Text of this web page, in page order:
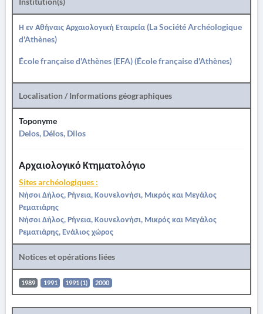
Η εν Αθήναις Αρχαιολογική Εταιρεία (La Société Archéologique
d'Athènes)
École française d'Athènes (EFA) (École française d'Athènes)
Localisation / Informations géographiques
Toponyme
Delos, Délos, Dilos
Αρχαιολογικό Κτηματολόγιο
Sites archéologiques :
Νήσοι Δήλος, Ρήνεια, Κουνελονήσι, Μικρός και Μεγάλος
Ρεματιάρης
Νήσοι Δήλος, Ρήνεια, Κουνελονήσι, Μικρός και Μεγάλος
Ρεματιάρης, Ενάλιος χώρος
Notices et opérations liées
1989 1991 1991 (1) 2000